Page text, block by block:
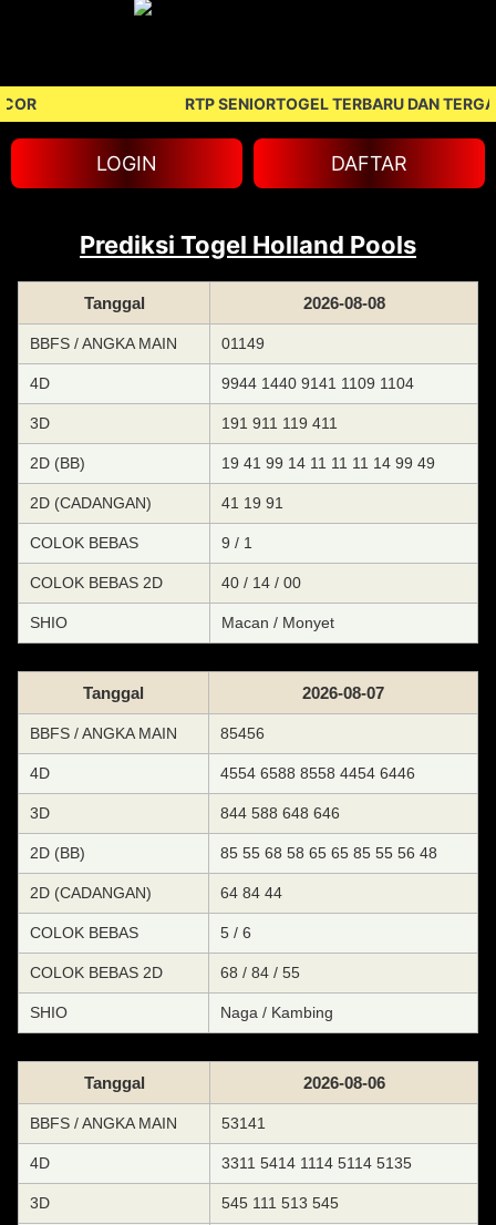
RTP SENIORTOGEL TERBARU DAN
LOGIN DAFTAR
Prediksi Togel Holland Pools
Tanggal 2026-08-08
BBFS / ANGKA MAIN 01149
4D 9944 1440 9141 1109 1104
3D 191 911 119 411
2D (BB) 19 41 99 14 11 11 11 14 99 49
2D (CADANGAN) 41 19 91
COLOK BEBAS 9 / 1
COLOK BEBAS 2D 40 / 14 / 00
SHIO Macan / Monyet
Tanggal 2026-08-07
BBFS / ANGKA MAIN 85456
4D 4554 6588 8558 4454 6446
3D 844 588 648 646
2D (BB) 85 55 68 58 65 65 85 55 56 48
2D (CADANGAN) 64 84 44
COLOK BEBAS 5 / 6
COLOK BEBAS 2D 68 / 84 / 55
SHIO Naga / Kambing
Tanggal 2026-08-06
BBFS / ANGKA MAIN 53141
4D 3311 5414 1114 5114 5135
3D 545 111 513 545